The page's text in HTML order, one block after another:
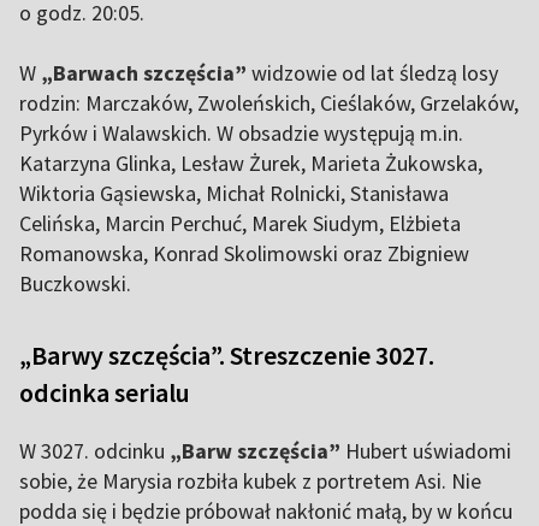
o godz. 20:05.
W „Barwach szczęścia” widzowie od lat śledzą losy
rodzin: Marczaków, Zwoleńskich, Cieślaków, Grzelaków,
Pyrków i Walawskich. W obsadzie występują m.in.
Katarzyna Glinka, Lesław Żurek, Marieta Żukowska,
Wiktoria Gąsiewska, Michał Rolnicki, Stanisława
Celińska, Marcin Perchuć, Marek Siudym, Elżbieta
Romanowska, Konrad Skolimowski oraz Zbigniew
Buczkowski.
„Barwy szczęścia”. Streszczenie 3027.
odcinka serialu
W 3027. odcinku „Barw szczęścia” Hubert uświadomi
sobie, że Marysia rozbiła kubek z portretem Asi. Nie
podda się i będzie próbował nakłonić małą, by w końcu